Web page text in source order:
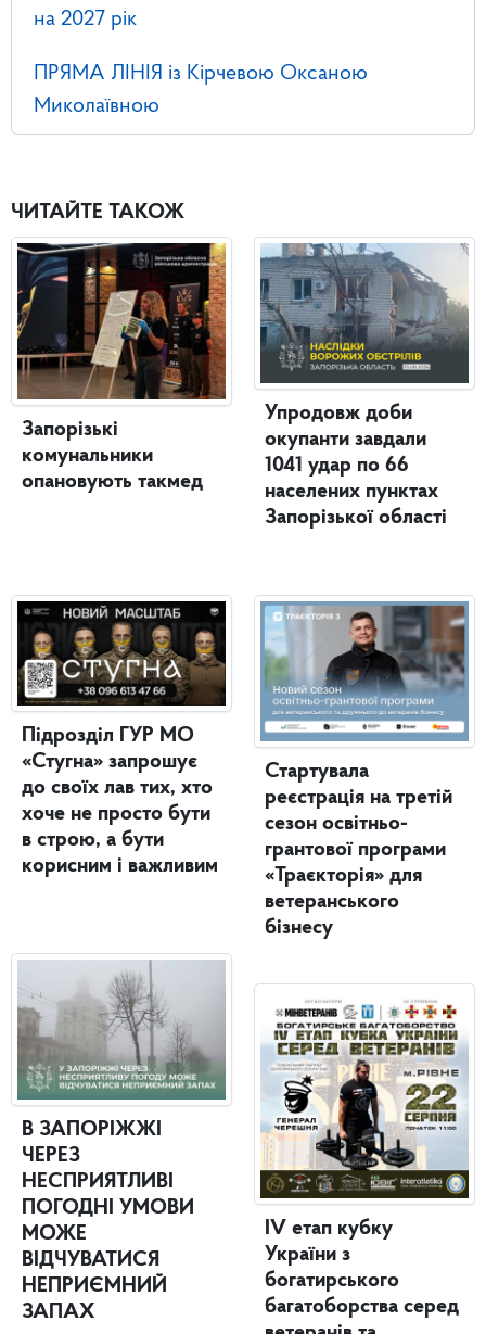
на 2027 рік
ПРЯМА ЛІНІЯ із Кірчевою Оксаною
Миколаївною
ЧИТАЙТЕ ТАКОЖ
Запорізькі
комунальники
опановують такмед
Підрозділ ГУР МО
«Стугна» запрошує
до своїх лав тих, хто
хоче не просто бути
в строю, а бути
корисним і важливим
В ЗАПОРІЖЖІ
ЧЕРЕЗ
НЕСПРИЯТЛИВІ
ПОГОДНІ УМОВИ
МОЖЕ
ВІДЧУВАТИСЯ
НЕПРИЄМНИЙ
ЗАПАХ
Упродовж доби
окупанти завдали
1041 удар по 66
населених пунктах
Запорізької області
Стартувала
реєстрація на третій
сезон освітньо-
грантової програми
«Траєкторія» для
ветеранського
бізнесу
IV етап кубку
України з
богатирського
багатоборства серед